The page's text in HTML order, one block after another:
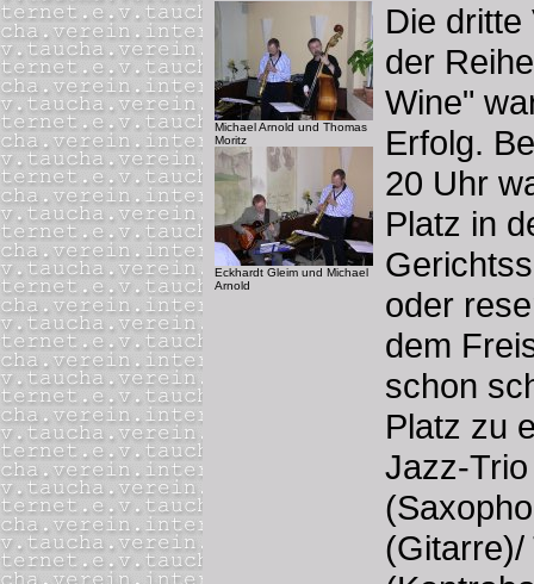
Michael Arnold und Thomas
Moritz
Eckhardt Gleim und Michael
Arnold
Die dritte
der
Wine"
Erfolg.
20 Uhr
Platz in
oder
dem
schon
Platz zu
Jazz-